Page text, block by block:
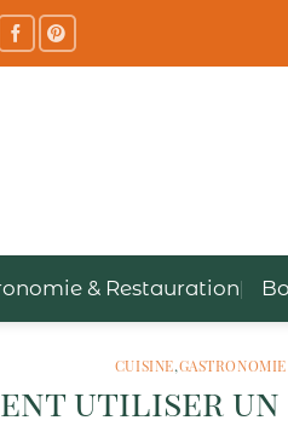
& Restauration
CUISINE,
utiliser